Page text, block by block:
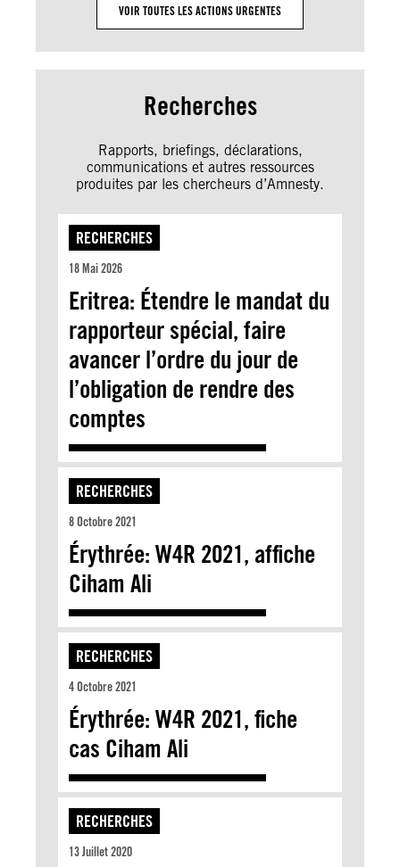
VOIR TOUTES LES ACTIONS URGENTES
Recherches
Rapports, briefings, déclarations,
communications et autres ressources
produites par les chercheurs d’Amnesty.
RECHERCHES
18 Mai 2026
Eritrea: Étendre le mandat du
rapporteur spécial, faire
avancer l’ordre du jour de
l’obligation de rendre des
comptes
RECHERCHES
8 Octobre 2021
Érythrée: W4R 2021, affiche
Ciham Ali
RECHERCHES
4 Octobre 2021
Érythrée: W4R 2021, fiche
cas Ciham Ali
RECHERCHES
13 Juillet 2020